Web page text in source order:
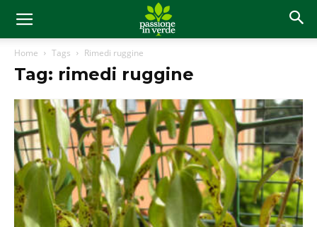
Home Tags Rimedi ruggine
Tag: rimedi ruggine